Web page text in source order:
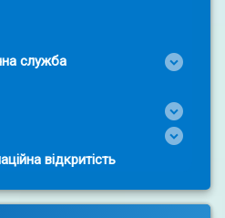
служба
відкритість